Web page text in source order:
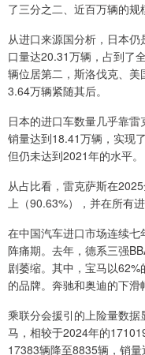
了三分之二、近百万辆的规
从进口来源国分析，日本
口量达20.31万辆，占到了
辆位居第二，斯洛伐克、
3.64万辆紧随其后。
日本的进口车数量几乎靠
销量达到18.41万辆，实现
但仍未达到2021年的水平。
从占比看，雷克萨斯在
上（90.63%），并在所有
在中国汽车进口市场连续
阵痛期。去年，德系三强
剧萎缩。其中，宝马以
的品牌。奔驰和奥迪的下滑
乘联分会援引的上险量数
马，相较于2024年的
17383辆降至8835辆，销量